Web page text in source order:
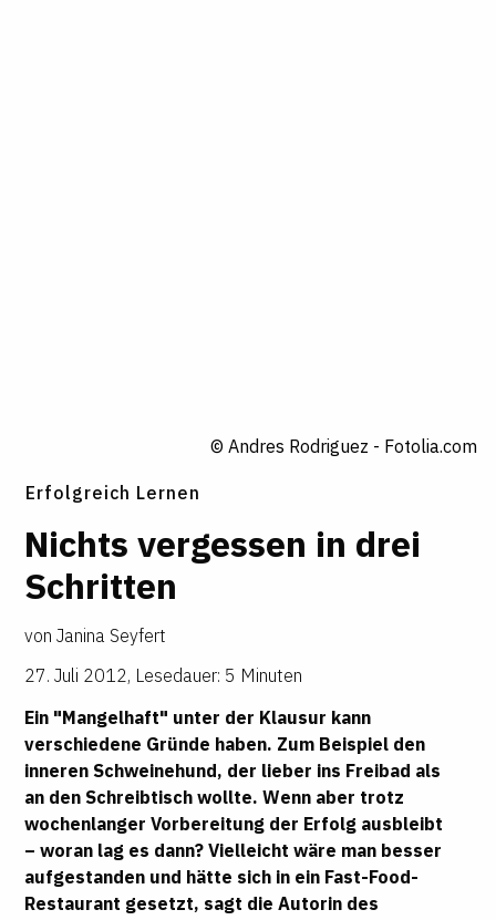
© Andres Rodriguez - Fotolia.com
Erfolgreich Lernen
Nichts vergessen in drei
Schritten
von Janina Seyfert
27. Juli 2012, Lesedauer: 5 Minuten
Ein "Mangelhaft" unter der Klausur kann
verschiedene Gründe haben. Zum Beispiel den
inneren Schweinehund, der lieber ins Freibad als
an den Schreibtisch wollte. Wenn aber trotz
wochenlanger Vorbereitung der Erfolg ausbleibt
– woran lag es dann? Vielleicht wäre man besser
aufgestanden und hätte sich in ein Fast-Food-
Restaurant gesetzt, sagt die Autorin des